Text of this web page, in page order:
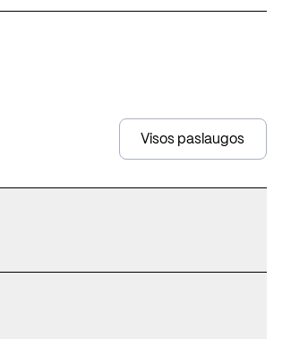
Visos paslaugos